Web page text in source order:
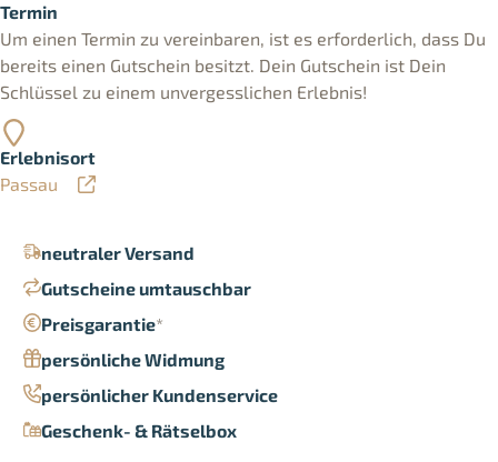
neutraler Versand
Gutscheine umtauschbar
Preisgarantie*
persönliche Widmung
persönlicher Kundenservice
Geschenk- & Rätselbox
Termin
Um einen Termin zu vereinbaren, ist es erforderlich, dass Du
bereits einen Gutschein besitzt. Dein Gutschein ist Dein
Schlüssel zu einem unvergesslichen Erlebnis!
Erlebnisort
Passau